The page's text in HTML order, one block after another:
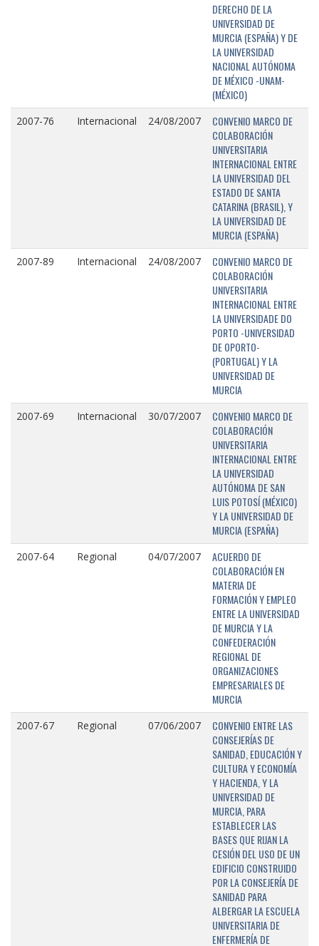
DERECHO DE LA
UNIVERSIDAD DE
MURCIA (ESPAÑA) Y DE
LA UNIVERSIDAD
NACIONAL AUTÓNOMA
DE MÉXICO -UNAM-
(MÉXICO)
2007-76 Internacional 24/08/2007
CONVENIO MARCO DE
COLABORACIÓN
UNIVERSITARIA
INTERNACIONAL ENTRE
LA UNIVERSIDAD DEL
ESTADO DE SANTA
CATARINA (BRASIL), Y
LA UNIVERSIDAD DE
MURCIA (ESPAÑA)
2007-89 Internacional 24/08/2007
CONVENIO MARCO DE
COLABORACIÓN
UNIVERSITARIA
INTERNACIONAL ENTRE
LA UNIVERSIDADE DO
PORTO -UNIVERSIDAD
DE OPORTO-
(PORTUGAL) Y LA
UNIVERSIDAD DE
MURCIA
2007-69 Internacional 30/07/2007
CONVENIO MARCO DE
COLABORACIÓN
UNIVERSITARIA
INTERNACIONAL ENTRE
LA UNIVERSIDAD
AUTÓNOMA DE SAN
LUIS POTOSÍ (MÉXICO)
Y LA UNIVERSIDAD DE
MURCIA (ESPAÑA)
2007-64 Regional 04/07/2007
ACUERDO DE
COLABORACIÓN EN
MATERIA DE
FORMACIÓN Y EMPLEO
ENTRE LA UNIVERSIDAD
DE MURCIA Y LA
CONFEDERACIÓN
REGIONAL DE
ORGANIZACIONES
EMPRESARIALES DE
MURCIA
2007-67 Regional 07/06/2007
CONVENIO ENTRE LAS
CONSEJERÍAS DE
SANIDAD, EDUCACIÓN Y
CULTURA Y ECONOMÍA
Y HACIENDA, Y LA
UNIVERSIDAD DE
MURCIA, PARA
ESTABLECER LAS
BASES QUE RIJAN LA
CESIÓN DEL USO DE UN
EDIFICIO CONSTRUIDO
POR LA CONSEJERÍA DE
SANIDAD PARA
ALBERGAR LA ESCUELA
UNIVERSITARIA DE
ENFERMERÍA DE